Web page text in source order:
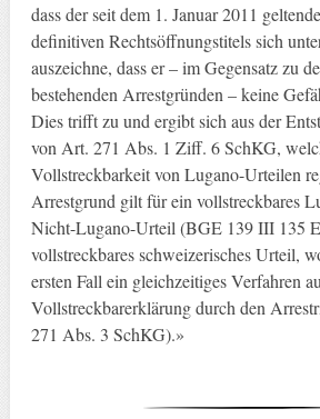
dass der seit dem 1. Januar 2011
definitiven Rechtsöffnungstitels sich
auszeichne, dass er – im Gegensatz zu
bestehenden Arrestgründen – keine
Dies trifft zu und ergibt sich aus der
von Art. 271 Abs. 1 Ziff. 6 SchKG,
Vollstreckbarkeit von Lugano-Urteilen
Arrestgrund gilt für ein vollstreckbares
Nicht-Lugano-Urteil (BGE 139 III 135
vollstreckbares schweizerisches Urteil,
ersten Fall ein gleichzeitiges Verfahren
Vollstreckbarerklärung durch den
271 Abs. 3 SchKG).»